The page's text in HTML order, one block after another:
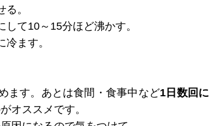
。
して10～15分ほど沸かす。
冷ます。
ます。あとは食間・食事中など1日数回に
オススメです。